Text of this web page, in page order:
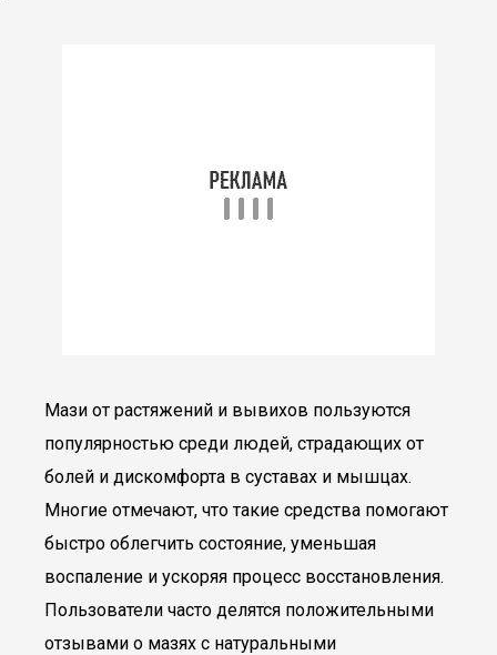
Мази от растяжений и вывихов пользуются
популярностью среди людей, страдающих от
болей и дискомфорта в суставах и мышцах.
Многие отмечают, что такие средства помогают
быстро облегчить состояние, уменьшая
воспаление и ускоряя процесс восстановления.
Пользователи часто делятся положительными
отзывами о мазях с натуральными